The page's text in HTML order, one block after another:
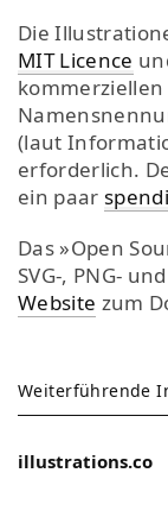
Die
MIT Licence
(laut
erforderlich.
ein paar
Das »Open
SVG-, PNG-
Website zum
Weiterführende
illustrations.co